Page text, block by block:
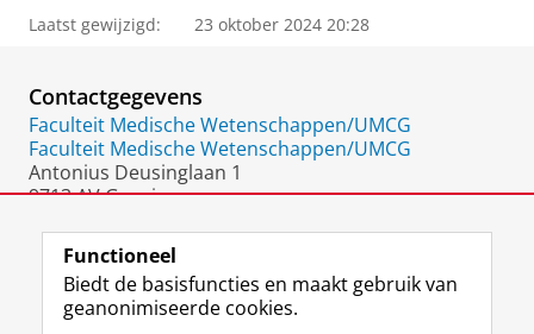
Laatst gewijzigd: 23 oktober 2024 20:28
Contactgegevens
Faculteit Medische Wetenschappen/UMCG
Faculteit Medische Wetenschappen/UMCG
Antonius Deusinglaan 1
9713 AV Groningen
Functioneel
Biedt de basisfuncties en maakt gebruik van
geanonimiseerde cookies.